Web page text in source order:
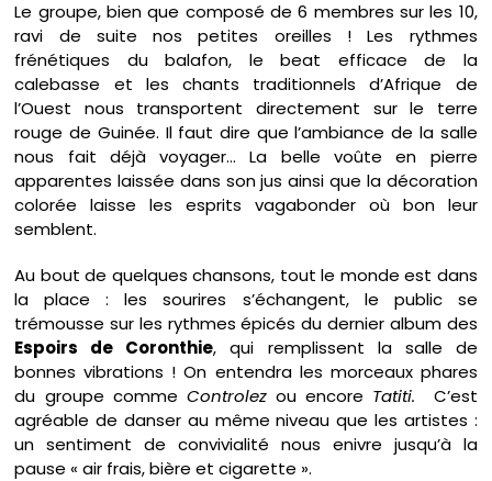
Le groupe, bien que composé de 6 membres sur les 10,
ravi de suite nos petites oreilles ! Les rythmes
frénétiques du balafon, le beat efficace de la
calebasse et les chants traditionnels d’Afrique de
l’Ouest nous transportent directement sur le terre
rouge de Guinée. Il faut dire que l’ambiance de la salle
nous fait déjà voyager… La belle voûte en pierre
apparentes laissée dans son jus ainsi que la décoration
colorée laisse les esprits vagabonder où bon leur
semblent.
Au bout de quelques chansons, tout le monde est dans
la place : les sourires s’échangent, le public se
trémousse sur les rythmes épicés du dernier album des
Espoirs de Coronthie, qui remplissent la salle de
bonnes vibrations ! On entendra les morceaux phares
du groupe comme Controlez ou encore Tatiti.
C’est
agréable de danser au même niveau que les artistes :
un sentiment de convivialité nous enivre jusqu’à la
pause « air frais, bière et cigarette ».